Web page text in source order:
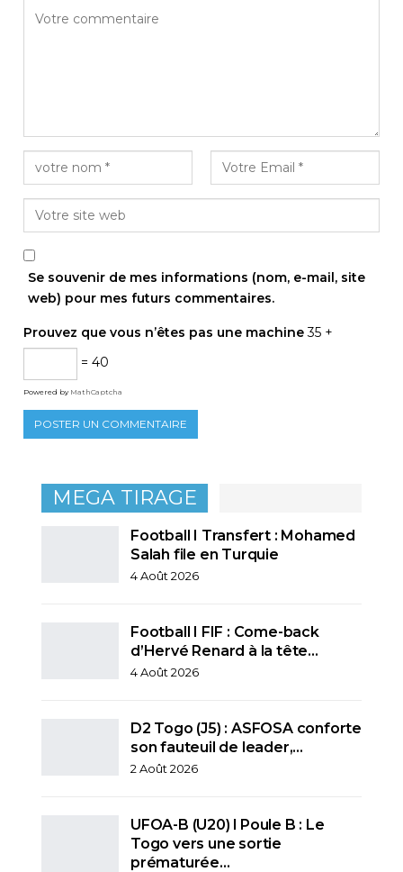
Se souvenir de mes informations (nom, e-mail, site
web) pour mes futurs commentaires.
Prouvez que vous n’êtes pas une machine 35 +
= 40
Powered by MathCaptcha
MEGA TIRAGE
Football I Transfert : Mohamed
Salah file en Turquie
4 Août 2026
Football I FIF : Come-back
d’Hervé Renard à la tête…
4 Août 2026
D2 Togo (J5) : ASFOSA conforte
son fauteuil de leader,…
2 Août 2026
UFOA-B (U20) l Poule B : Le
Togo vers une sortie
prématurée…